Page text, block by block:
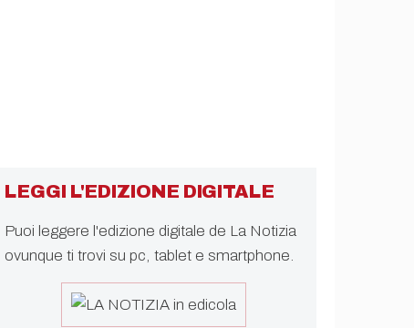
LEGGI L'EDIZIONE DIGITALE
Puoi leggere l'edizione digitale de La Notizia
ovunque ti trovi su pc, tablet e smartphone.